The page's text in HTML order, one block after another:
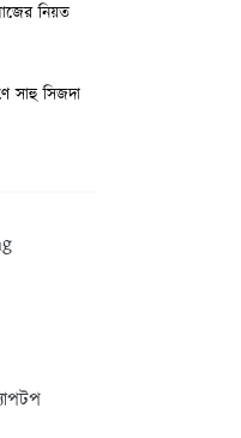
নিয়ত
সাহু সিজদা